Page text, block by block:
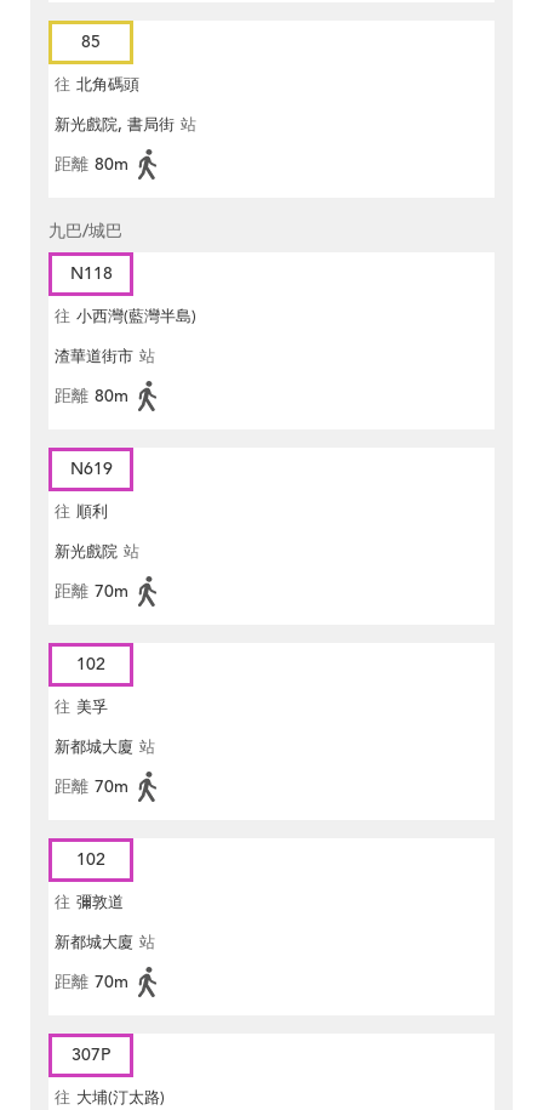
85
往 北角碼頭
新光戲院, 書局街 站
距離 80m
九巴/城巴
N118
往 小西灣(藍灣半島)
渣華道街市 站
距離 80m
N619
往 順利
新光戲院 站
距離 70m
102
往 美孚
新都城大廈 站
距離 70m
102
往 彌敦道
新都城大廈 站
距離 70m
307P
往 大埔(汀太路)